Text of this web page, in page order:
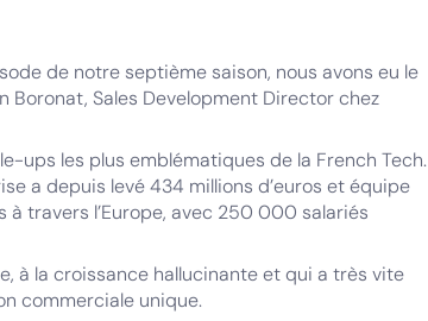
de notre septième saison, nous avons eu le
Boronat, Sales Development Director chez
ups les plus emblématiques de la French Tech.
a depuis levé 434 millions d’euros et équipe
à travers l’Europe, avec 250 000 salariés
à la croissance hallucinante et qui a très vite
commerciale unique.